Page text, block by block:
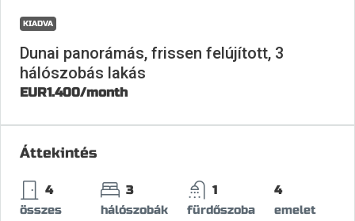
KIADVA
Dunai panorámás, frissen felújított, 3
hálószobás lakás
EUR1.400/month
Áttekintés
4
összes
3
hálószobák
1
fürdőszoba
4
emelet